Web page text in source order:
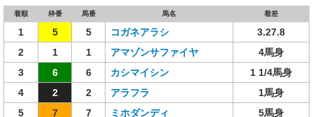
着順 枠番 馬番 馬名 着差
1 5 5 コガネアラシ
3.27.8
2
1 1 アマゾンサファイヤ
4馬身
3
6 6 カシマイシン
1 1/4馬身
4
2 2 アラフラ
1馬身
5
7 7 ミホダンディ
5馬身